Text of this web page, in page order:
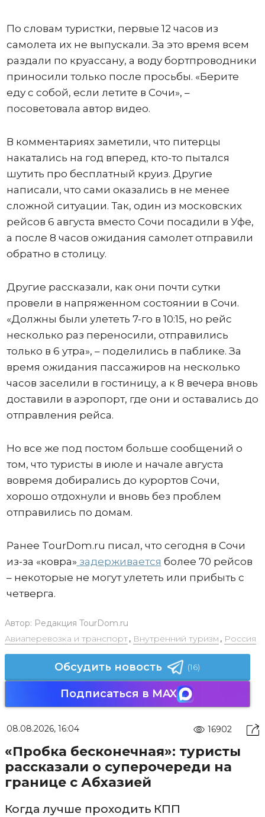
По словам туристки, первые 12 часов из
самолета их не выпускали. За это время всем
раздали по круассану, а воду бортпроводники
приносили только после просьбы. «Берите
еду с собой, если летите в Сочи», –
посоветовала автор видео.
В комментариях заметили, что питерцы
накатались на год вперед, кто-то пытался
шутить про бесплатный круиз. Другие
написали, что сами оказались в не менее
сложной ситуации. Так, один из московских
рейсов 6 августа вместо Сочи посадили в Уфе,
а после 8 часов ожидания самолет отправили
обратно в столицу.
Другие рассказали, как они почти сутки
провели в напряженном состоянии в Сочи.
«Должны были улететь 7-го в 10:15, но рейс
несколько раз переносили, отправились
только в 6 утра», – поделились в паблике. За
время ожидания пассажиров на несколько
часов заселили в гостиницу, а к 8 вечера вновь
доставили в аэропорт, где они и оставались до
отправления рейса.
Но все же под постом больше сообщений о
том, что туристы в июле и начале августа
вовремя добирались до курортов Сочи,
хорошо отдохнули и вновь без проблем
отправились по домам.
Ранее TourDom.ru писал, что сегодня в Сочи
из-за «ковра» задерживается более 70 рейсов
– некоторые не могут улететь или прибыть с
четверга.
Автор: Редакция TourDom.ru
Авиаперевозка и транспорт, Внутренний туризм , Россия
Обсудить новость (16)
Подписаться в MAX
08.08.2026, 16:04 16902
«Пробка бесконечная»: туристы
рассказали о суперочереди на
границе с Абхазией
Когда лучше проходить КПП